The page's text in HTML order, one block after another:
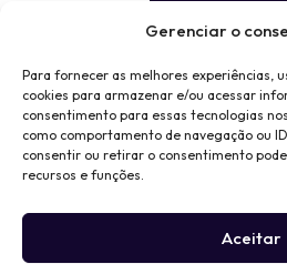
Gerenciar o
Para fornecer as melhores experiências,
cookies para armazenar e/ou acessar
consentimento para essas tecnologias
como comportamento de navegação ou
consentir ou retirar o consentimento
recursos e funções.
Aceitar